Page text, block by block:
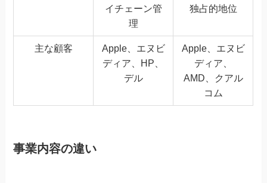
イチェーン管
理
独占的地位
主な顧客
Apple、エヌビ
ディア、HP、
デル
Apple、エヌビ
ディア、
AMD、クアル
コム
事業内容の違い